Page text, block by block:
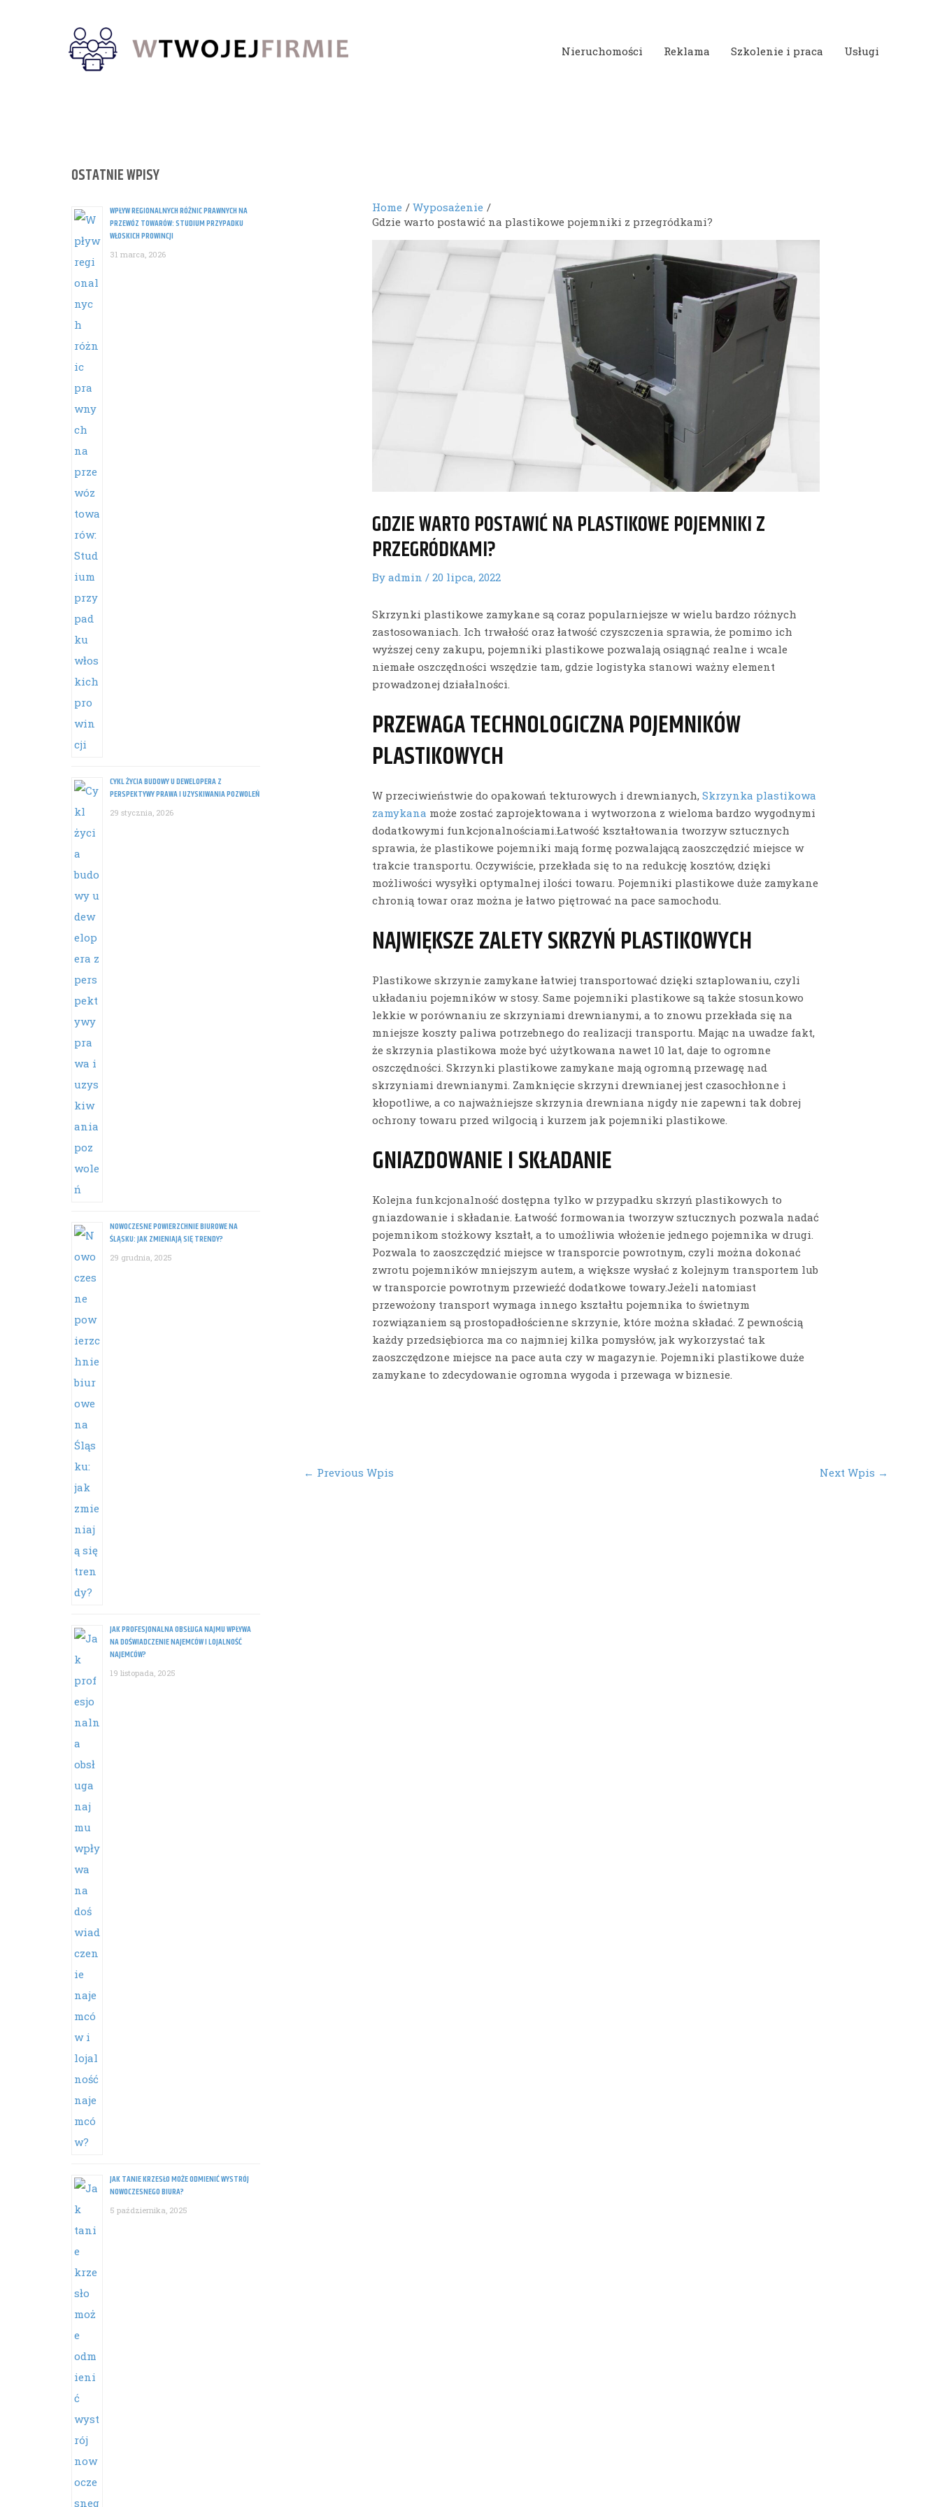
Nieruchomości Reklama Szkolenie i praca Usługi
OSTATNIE WPISY
WPŁYW REGIONALNYCH RÓŻNIC PRAWNYCH NA
PRZEWÓZ TOWARÓW: STUDIUM PRZYPADKU
WŁOSKICH PROWINCJI
31 marca, 2026
CYKL ŻYCIA BUDOWY U DEWELOPERA Z
PERSPEKTYWY PRAWA I UZYSKIWANIA POZWOLEŃ
29 stycznia, 2026
NOWOCZESNE POWIERZCHNIE BIUROWE NA
ŚLĄSKU: JAK ZMIENIAJĄ SIĘ TRENDY?
29 grudnia, 2025
JAK PROFESJONALNA OBSŁUGA NAJMU WPŁYWA
NA DOŚWIADCZENIE NAJEMCÓW I LOJALNOŚĆ
NAJEMCÓW?
19 listopada, 2025
JAK TANIE KRZESŁO MOŻE ODMIENIĆ WYSTRÓJ
NOWOCZESNEGO BIURA?
5 października, 2025
Home
Wyposażenie
Gdzie warto postawić na plastikowe pojemniki z przegródkami?
GDZIE WARTO POSTAWIĆ NA PLASTIKOWE POJEMNIKI Z
PRZEGRÓDKAMI?
Byadmin/20 lipca, 2022
Skrzynki plastikowe zamykane są coraz popularniejsze w wielu bardzo różnych
zastosowaniach. Ich trwałość oraz łatwość czyszczenia sprawia, że pomimo ich
wyższej ceny zakupu, pojemniki plastikowe pozwalają osiągnąć realne i wcale
niemałe oszczędności wszędzie tam, gdzie logistyka stanowi ważny element
prowadzonej działalności.
PRZEWAGA TECHNOLOGICZNA POJEMNIKÓW
PLASTIKOWYCH
W przeciwieństwie do opakowań tekturowych i drewnianych,Skrzynka plastikowa
zamykana może zostać zaprojektowana i wytworzona z wieloma bardzo wygodnymi
dodatkowymi funkcjonalnościami.Łatwość kształtowania tworzyw sztucznych
sprawia, że plastikowe pojemniki mają formę pozwalającą zaoszczędzić miejsce w
trakcie transportu. Oczywiście, przekłada się to na redukcję kosztów, dzięki
możliwości wysyłki optymalnej ilości towaru. Pojemniki plastikowe duże zamykane
chronią towar oraz można je łatwo piętrować na pace samochodu.
NAJWIĘKSZE ZALETY SKRZYŃ PLASTIKOWYCH
Plastikowe skrzynie zamykane łatwiej transportować dzięki sztaplowaniu, czyli
układaniu pojemników w stosy. Same pojemniki plastikowe są także stosunkowo
lekkie w porównaniu ze skrzyniami drewnianymi, a to znowu przekłada się na
mniejsze koszty paliwa potrzebnego do realizacji transportu. Mając na uwadze fakt,
że skrzynia plastikowa może być użytkowana nawet 10 lat, daje to ogromne
oszczędności. Skrzynki plastikowe zamykane mają ogromną przewagę nad
skrzyniami drewnianymi. Zamknięcie skrzyni drewnianej jest czasochłonne i
kłopotliwe, a co najważniejsze skrzynia drewniana nigdy nie zapewni tak dobrej
ochrony towaru przed wilgocią i kurzem jak pojemniki plastikowe.
GNIAZDOWANIE I SKŁADANIE
Kolejna funkcjonalność dostępna tylko w przypadku skrzyń plastikowych to
gniazdowanie i składanie. Łatwość formowania tworzyw sztucznych pozwala nadać
pojemnikom stożkowy kształt, a to umożliwia włożenie jednego pojemnika w drugi.
Pozwala to zaoszczędzić miejsce w transporcie powrotnym, czyli można dokonać
zwrotu pojemników mniejszym autem, a większe wysłać z kolejnym transportem lub
w transporcie powrotnym przewieźć dodatkowe towary.Jeżeli natomiast
przewożony transport wymaga innego kształtu pojemnika to świetnym
rozwiązaniem są prostopadłościenne skrzynie, które można składać. Z pewnością
każdy przedsiębiorca ma co najmniej kilka pomysłów, jak wykorzystać tak
zaoszczędzone miejsce na pace auta czy w magazynie. Pojemniki plastikowe duże
zamykane to zdecydowanie ogromna wygoda i przewaga w biznesie.
Post
← Previous Wpis Next Wpis →